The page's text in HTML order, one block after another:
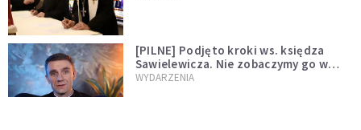
[PILNE] Podjęto kroki ws. księdza
Sawielewicza. Nie zobaczymy go w
mediach
WYDARZENIA